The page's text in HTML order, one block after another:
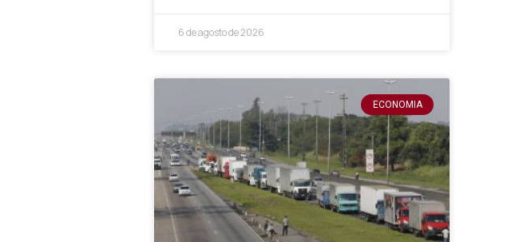
6 de agosto de 2026
ECONOMIA